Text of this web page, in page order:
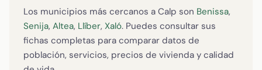
Los municipios más cercanos a Calp son Benissa,
Senija, Altea, Llíber, Xaló. Puedes consultar sus
fichas completas para comparar datos de
población, servicios, precios de vivienda y calidad